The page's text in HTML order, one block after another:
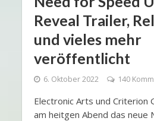
Reveal Trailer,
und vieles mehr
veröffentlicht
6. Oktober 2022 140
Electronic Arts und Criterion
am heitgen Abend das neue